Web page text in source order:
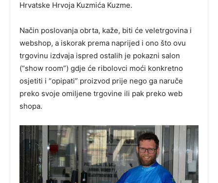
Hrvatske Hrvoja Kuzmića Kuzme.
Način poslovanja obrta, kaže, biti će veletrgovina i
webshop, a iskorak prema naprijed i ono što ovu
trgovinu izdvaja ispred ostalih je pokazni salon
(“show room”) gdje će ribolovci moći konkretno
osjetiti i “opipati” proizvod prije nego ga naruče
preko svoje omiljene trgovine ili pak preko web
shopa.